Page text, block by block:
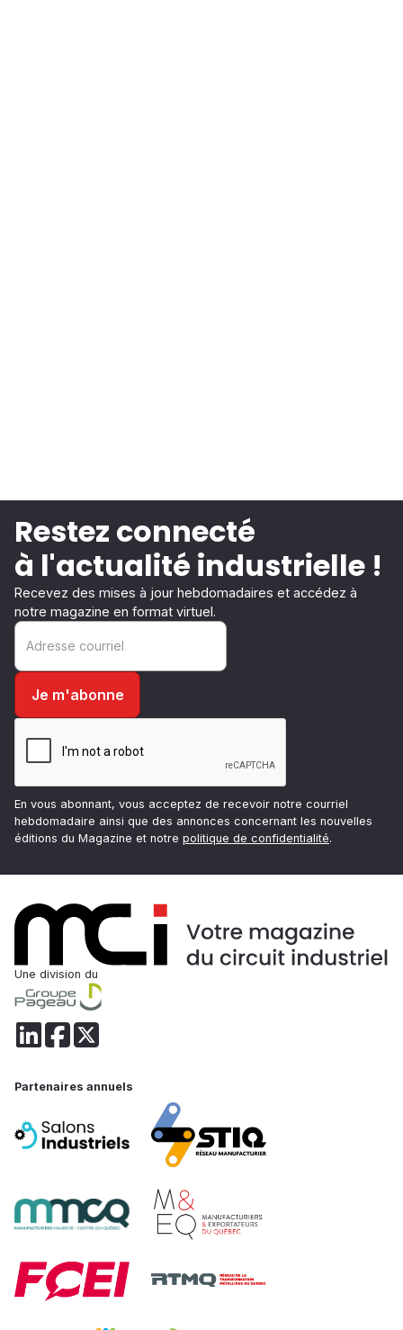
Restez connecté
à l'actualité industrielle !
Recevez des mises à jour hebdomadaires et accédez à
notre magazine en format virtuel.
En vous abonnant, vous acceptez de recevoir notre courriel
hebdomadaire ainsi que des annonces concernant les nouvelles
éditions du Magazine et notre politique de confidentialité.
Une division du
Partenaires annuels